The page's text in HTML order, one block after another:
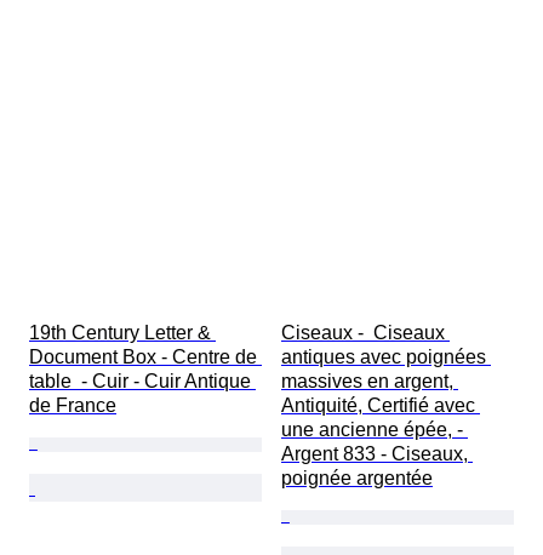
19th Century Letter &
Document Box - Centre de
table  - Cuir - Cuir Antique
de France
Ciseaux -  Ciseaux
antiques avec poignées
massives en argent,
Antiquité, Certifié avec
une ancienne épée, -
Argent 833 - Ciseaux,
poignée argentée